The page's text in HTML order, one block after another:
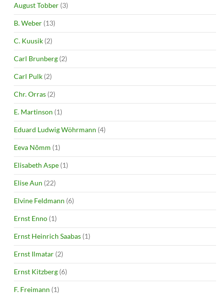
August Tobber (3)
B. Weber (13)
C. Kuusik (2)
Carl Brunberg (2)
Carl Pulk (2)
Chr. Orras (2)
E. Martinson (1)
Eduard Ludwig Wöhrmann (4)
Eeva Nõmm (1)
Elisabeth Aspe (1)
Elise Aun (22)
Elvine Feldmann (6)
Ernst Enno (1)
Ernst Heinrich Saabas (1)
Ernst Ilmatar (2)
Ernst Kitzberg (6)
F. Freimann (1)